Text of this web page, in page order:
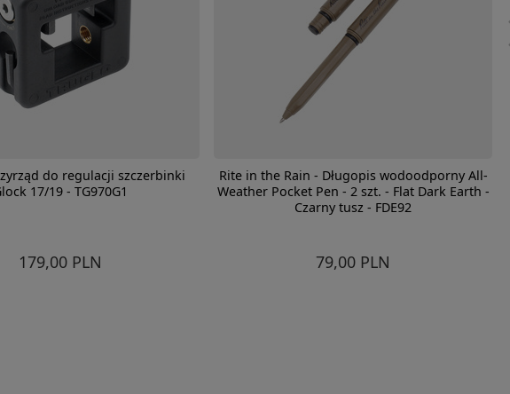
do regulacji szczerbinki
17/19 - TG970G1
179,00 PLN
Rite in the Rain - Długopis wodoodporny All-
Weather Pocket Pen - 2 szt. - Flat Dark Earth -
Czarny tusz - FDE92
79,00 PLN